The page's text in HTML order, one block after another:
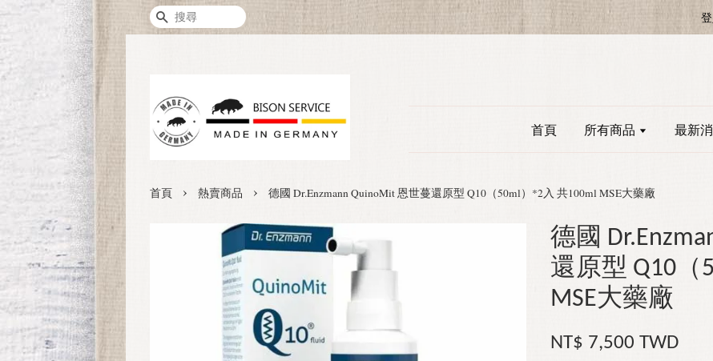
搜尋
首頁 所有商品 最新
首頁 › 熱賣商品 › 德國 Dr.Enzmann QuinoMit 恩世蔓還原型 Q10（50ml）*2入 共100ml MSE大藥廠
德國
還原型 Q10（
MSE大藥廠
NT$ 7,500 TWD